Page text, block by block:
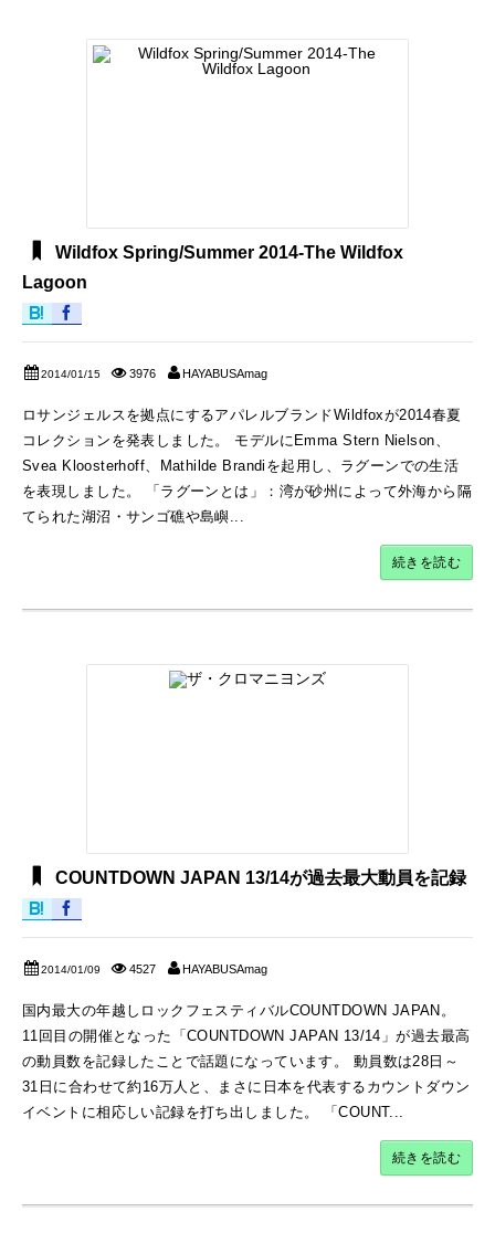
Wildfox Spring/Summer 2014-The Wildfox
Lagoon
2014/01/15 3976 HAYABUSAmag
ロサンジェルスを拠点にするアパレルブランドWildfoxが2014春夏
コレクションを発表しました。 モデルにEmma Stern Nielson、
Svea Kloosterhoff、Mathilde Brandiを起用し、ラグーンでの生活
を表現しました。 「ラグーンとは」：湾が砂州によって外海から隔
てられた湖沼・サンゴ礁や島嶼...
続きを読む
COUNTDOWN JAPAN 13/14が過去最大動員を記録
2014/01/09 4527 HAYABUSAmag
国内最大の年越しロックフェスティバルCOUNTDOWN JAPAN。
11回目の開催となった「COUNTDOWN JAPAN 13/14」が過去最高
の動員数を記録したことで話題になっています。 動員数は28日～
31日に合わせて約16万人と、まさに日本を代表するカウントダウン
イベントに相応しい記録を打ち出しました。 「COUNT...
続きを読む